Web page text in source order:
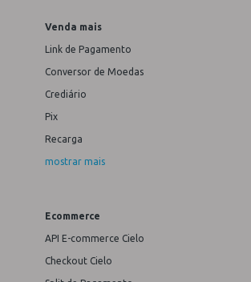
Venda mais
Link de Pagamento
Conversor de Moedas
Crediário
Pix
Recarga
mostrar mais
Ecommerce
API E-commerce Cielo
Checkout Cielo